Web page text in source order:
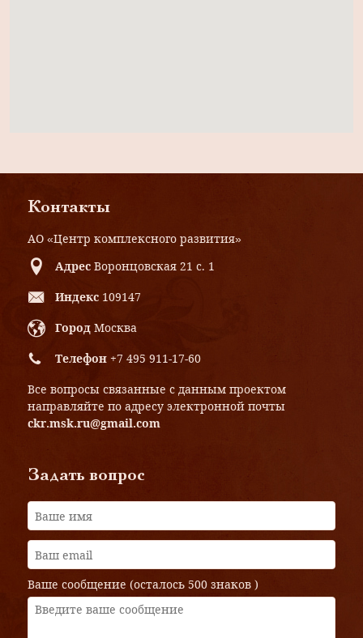
Контакты
АО «Центр комплексного развития»
Адрес Воронцовская 21 с. 1
Индекс 109147
Город Москва
Телефон +7 495 911-17-60
Все вопросы связанные с данным проектом
направляйте по адресу электронной почты
ckr.msk.ru@gmail.com
Задать вопрос
Ваше сообщение (осталось 500 знаков )